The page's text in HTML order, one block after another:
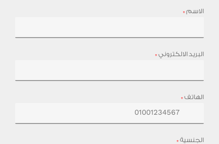
الاسم*
البريد الالكتروني*
الهاتف*
الجنسية*